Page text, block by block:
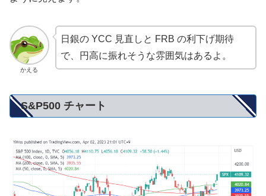
かえる
日銀の YCC 見直しと FRB の利下げ期待
で、円高に振れそうな雰囲気はあるよ。
S&P500 チャート